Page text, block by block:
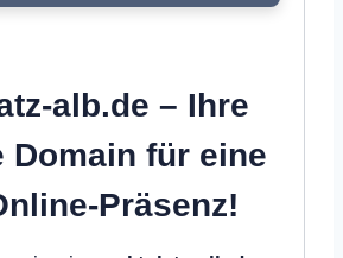
alb.de – Ihre
Domain für eine
Präsenz!